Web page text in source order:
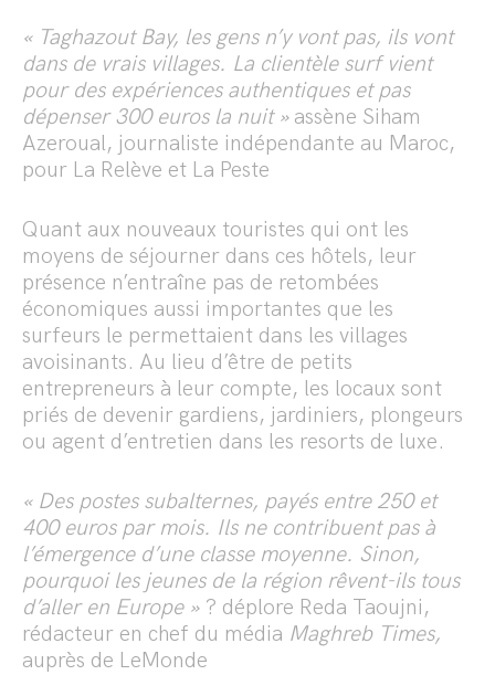
« Taghazout Bay, les gens n’y vont pas, ils vont
dans de vrais villages. La clientèle surf vient
pour des expériences authentiques et pas
dépenser 300 euros la nuit »assène Siham
Azeroual, journaliste indépendante au Maroc,
pour La Relève et La Peste
Quant aux nouveaux touristes qui ont les
moyens de séjourner dans ces hôtels, leur
présence n’entraîne pas de retombées
économiques aussi importantes que les
surfeurs le permettaient dans les villages
avoisinants. Au lieu d’être de petits
entrepreneurs à leur compte, les locaux sont
priés de devenir gardiens, jardiniers, plongeurs
ou agent d’entretien dans les resorts de luxe.
« Des postes subalternes, payés entre 250 et
400 euros par mois. Ils ne contribuent pas à
l’émergence d’une classe moyenne. Sinon,
pourquoi les jeunes de la région rêvent-ils tous
d’aller en Europe »? déplore Reda Taoujni,
rédacteur en chef du média Maghreb Times,
auprès de LeMonde